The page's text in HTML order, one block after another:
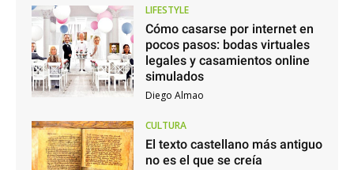
LIFESTYLE
Cómo casarse por internet en
pocos pasos: bodas virtuales
legales y casamientos online
simulados
Diego Almao
CULTURA
El texto castellano más antiguo
no es el que se creía